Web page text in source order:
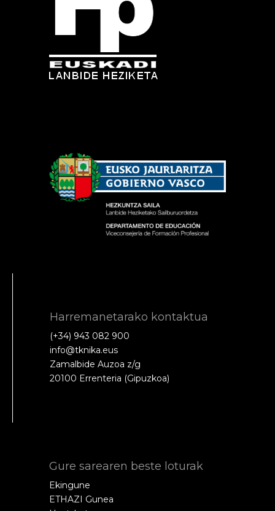
Harremanetarako kontaktua
(+34) 943 082 900
info@tknika.eus
Zamalbide Auzoa z/g
20100 Errenteria (Gipuzkoa)
Gure sarearen beste loturak
Ekingune
ETHAZI Gunea